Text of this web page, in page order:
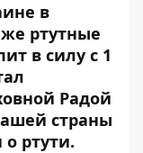
в
ртутные
в силу с 1
Радой
страны
ртути.